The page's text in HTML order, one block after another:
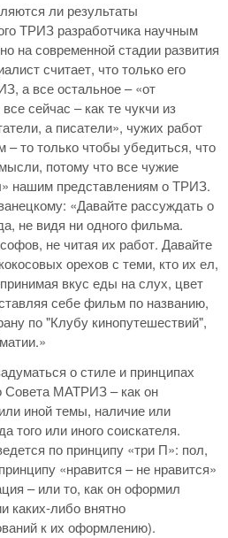
ли результаты
ТРИЗ разработчика научным
на современной стадии развития
считает, что только его
а все остальное – «от
сейчас – как те чукчи из
а писатели», чужих работ
– то только чтобы убедиться, что
потому что все чужие
нашим представлениям о ТРИЗ.
«Давайте рассуждать о
не видя ни одного фильма.
не читая их работ. Давайте
орехов с теми, кто их ел,
вкус еды на слух, цвет
себе фильм по названию,
по "Клубу кинопутешествий",
о стиле и принципах
Совета МАТРИЗ – как он
иной темы, наличие или
того или иного соискателя.
по принципу «три П»: пол,
«нравится – не нравится»
– или то, как он оформил
каких-либо внятно
к их оформлению).